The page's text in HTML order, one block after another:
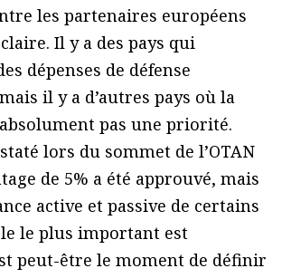
les partenaires européens
Il y a des pays qui
dépenses de défense
il y a d’autres pays où la
absolument pas une priorité.
lors du sommet de l’OTAN
de 5% a été approuvé, mais
active et passive de certains
le plus important est
peut-être le moment de définir